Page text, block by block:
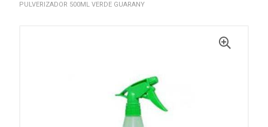
PULVERIZADOR 500ML VERDE GUARANY